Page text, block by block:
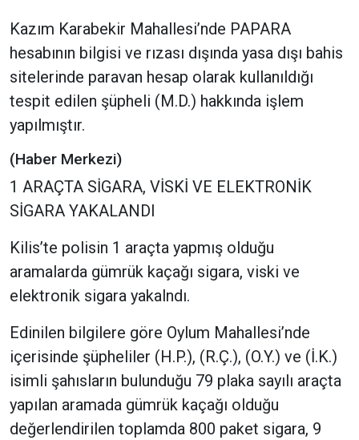
Kazım Karabekir Mahallesi’nde PAPARA
hesabının bilgisi ve rızası dışında yasa dışı bahis
sitelerinde paravan hesap olarak kullanıldığı
tespit edilen şüpheli (M.D.) hakkında işlem
yapılmıştır.
(Haber Merkezi)
1 ARAÇTA SİGARA, VİSKİ VE ELEKTRONİK
SİGARA YAKALANDI
Kilis’te polisin 1 araçta yapmış olduğu
aramalarda gümrük kaçağı sigara, viski ve
elektronik sigara yakalndı.
Edinilen bilgilere göre Oylum Mahallesi’nde
içerisinde şüpheliler (H.P.), (R.Ç.), (O.Y.) ve (İ.K.)
isimli şahısların bulunduğu 79 plaka sayılı araçta
yapılan aramada gümrük kaçağı olduğu
değerlendirilen toplamda 800 paket sigara, 9